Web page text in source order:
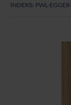
INDEKS: PWL-